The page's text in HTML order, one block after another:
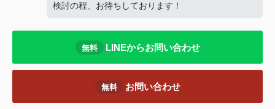
検討の程、お待ちしております！
無料 LINEからお問い合わせ
無料 お問い合わせ